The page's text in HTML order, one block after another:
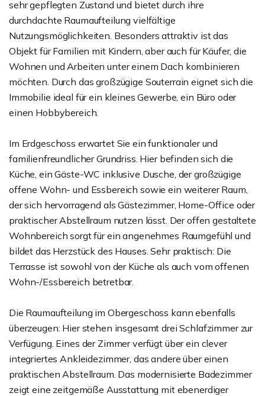
sehr gepflegten Zustand und bietet durch ihre
durchdachte Raumaufteilung vielfältige
Nutzungsmöglichkeiten. Besonders attraktiv ist das
Objekt für Familien mit Kindern, aber auch für Käufer, die
Wohnen und Arbeiten unter einem Dach kombinieren
möchten. Durch das großzügige Souterrain eignet sich die
Immobilie ideal für ein kleines Gewerbe, ein Büro oder
einen Hobbybereich.
Im Erdgeschoss erwartet Sie ein funktionaler und
familienfreundlicher Grundriss. Hier befinden sich die
Küche, ein Gäste-WC inklusive Dusche, der großzügige
offene Wohn- und Essbereich sowie ein weiterer Raum,
der sich hervorragend als Gästezimmer, Home-Office oder
praktischer Abstellraum nutzen lässt. Der offen gestaltete
Wohnbereich sorgt für ein angenehmes Raumgefühl und
bildet das Herzstück des Hauses. Sehr praktisch: Die
Terrasse ist sowohl von der Küche als auch vom offenen
Wohn-/Essbereich betretbar.
Die Raumaufteilung im Obergeschoss kann ebenfalls
überzeugen: Hier stehen insgesamt drei Schlafzimmer zur
Verfügung. Eines der Zimmer verfügt über ein clever
integriertes Ankleidezimmer, das andere über einen
praktischen Abstellraum. Das modernisierte Badezimmer
zeigt eine zeitgemäße Ausstattung mit ebenerdiger